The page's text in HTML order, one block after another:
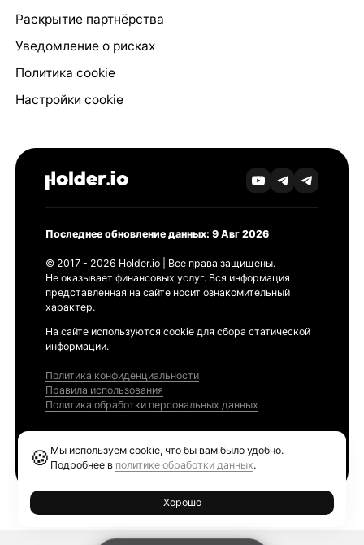
Раскрытие партнёрства
Уведомление о рисках
Политика cookie
Настройки cookie
Последнее обновление данных: 9 Авг 2026
© 2017 - 2026 Holder.io | Все права защищены.
Не оказывает финансовых услуг. Вся информация
представленная на сайте носит ознакомительный
характер.
На сайте используются cookie для сбора статической
информации.
Политика конфиденциальности
Правила использования
Политика обработки персональных данных
🍪 Мы используем cookie, что бы вам было удобно.
Подробнее в политике обработки данных.
Хорошо
Ethereum GAS Tracker